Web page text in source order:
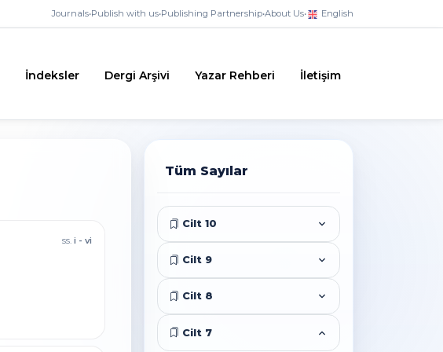
Journals•Publish with us•Publishing Partnership•About Us• English
İndeksler Dergi Arşivi Yazar Rehberi İletişim
ss. i - vi
Tüm Sayılar
Cilt 10
Cilt 9
Cilt 8
Cilt 7